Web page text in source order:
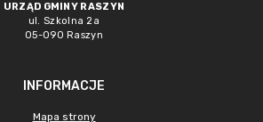
URZĄD GMINY RASZYN
ul. Szkolna 2a
05-090 Raszyn
INFORMACJE
Mapa strony